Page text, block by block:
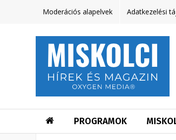
Moderációs alapelvek Adatkezelési
PROGRAMOK